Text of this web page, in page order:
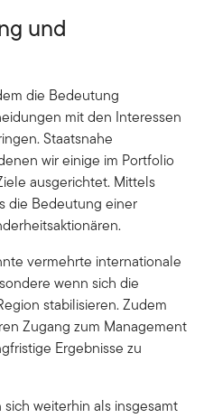
und
die Bedeutung
mit den Interessen
Staatsnahe
wir einige im Portfolio
ausgerichtet. Mittels
die Bedeutung einer
vermehrte internationale
wenn sich die
stabilisieren. Zudem
Zugang zum Management
Ergebnisse zu
weiterhin als insgesamt